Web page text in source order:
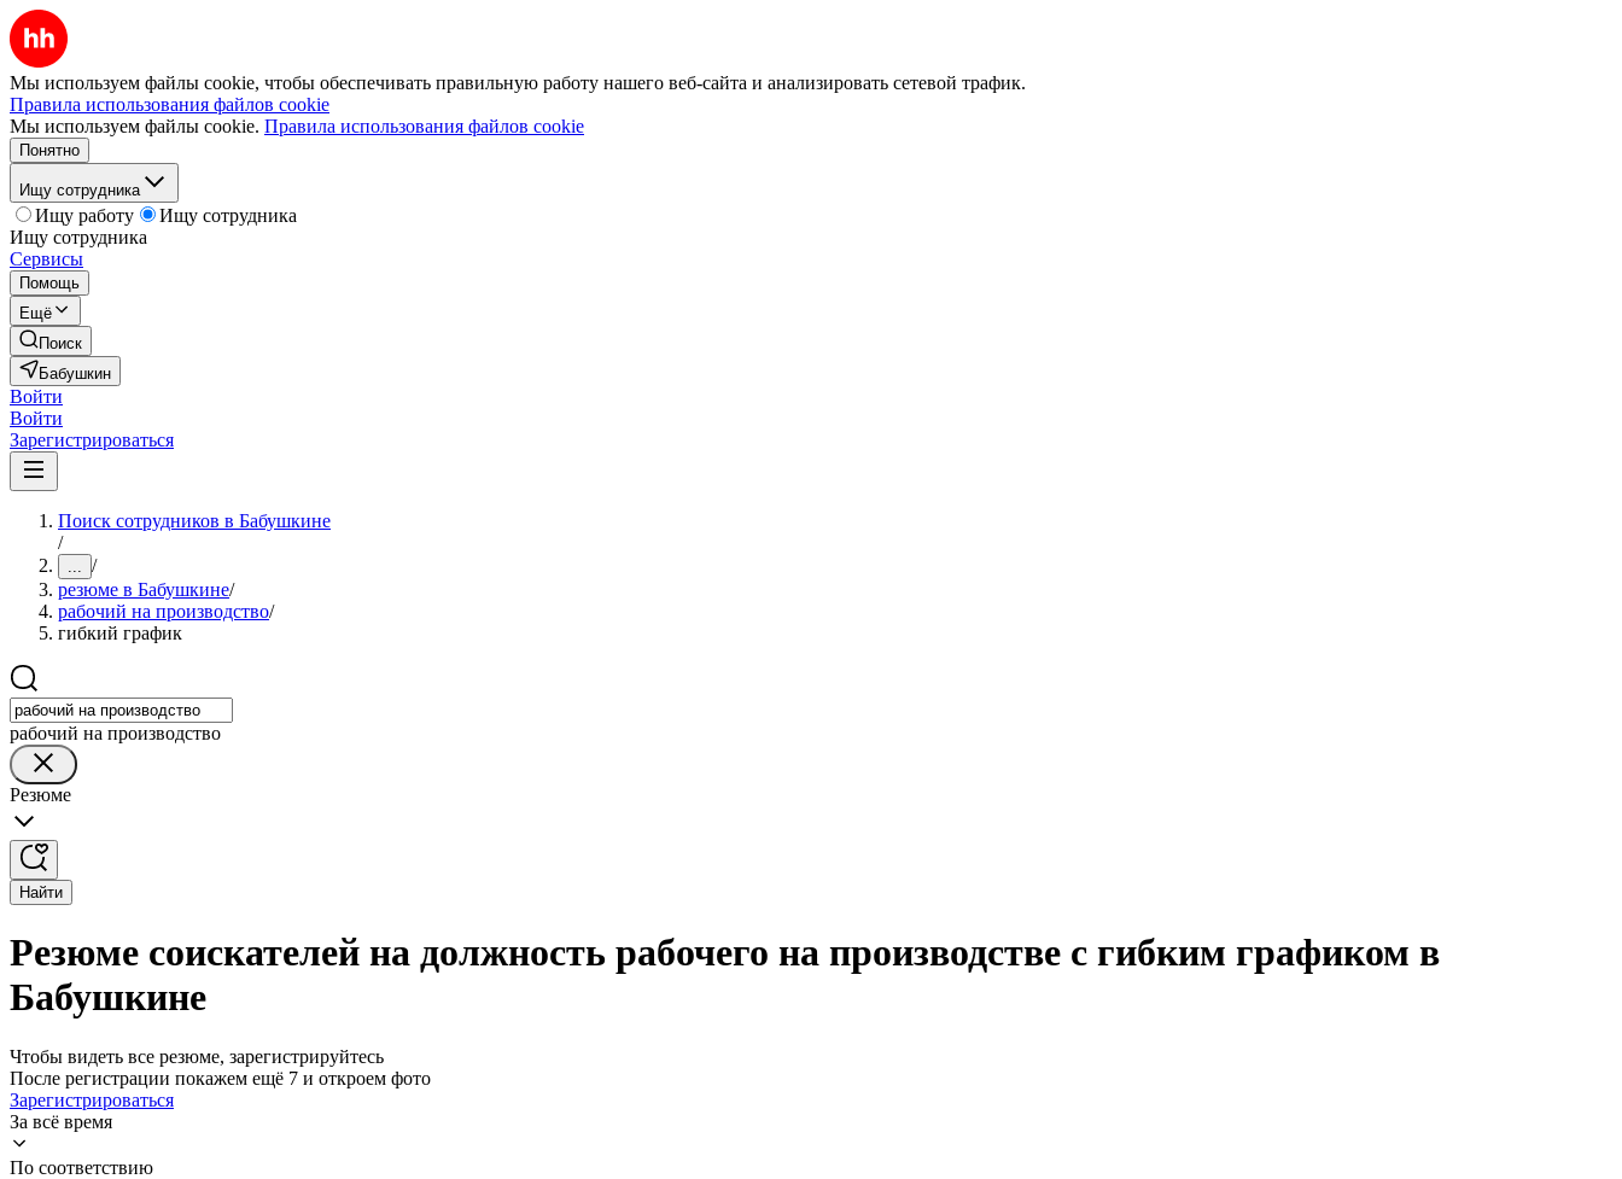
Мы используем файлы cookie, чтобы обеспечивать правильную работу нашего веб-сайта и анализировать сетевой трафик.
Правила использования файлов cookie
Мы используем файлы cookie. Правила использования файлов cookie
Понятно
Ищу сотрудника
Ищу работу
Ищу сотрудника
Ищу сотрудника
Сервисы
Помощь
Ещё
Поиск
Бабушкин
Войти
Войти
Зарегистрироваться
Поиск сотрудников в Бабушкине
/
... /
резюме в Бабушкине/
рабочий на производство/
гибкий график
рабочий на производство
Резюме
Найти
Резюме соискателей на должность рабочего на производстве с гибким графиком в
Бабушкине
Чтобы видеть все резюме, зарегистрируйтесь
После регистрации покажем ещё 7 и откроем фото
Зарегистрироваться
За всё время
По соответствию